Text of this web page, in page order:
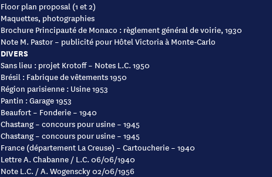
Floor plan proposal (1 et 2)
Maquettes, photographies
Brochure Principauté de Monaco : règlement général de voirie, 1930
Note M. Pastor – publicité pour Hôtel Victoria à Monte-Carlo
DIVERS
Sans lieu : projet Krotoff – Notes L.C. 1950
Brésil : Fabrique de vêtements 1950
Région parisienne : Usine 1953
Pantin : Garage 1953
Beaufort – Fonderie – 1940
Chastang – concours pour usine – 1945
Chastang – concours pour usine – 1945
France (département La Creuse) – Cartoucherie – 1940
Lettre A. Chabanne / L.C. 06/06/1940
Note L.C. / A. Wogenscky 02/06/1956